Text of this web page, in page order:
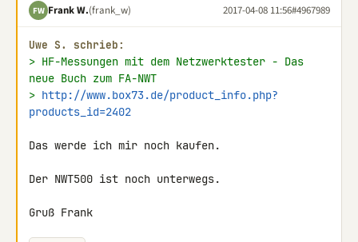
FW Frank W.(frank_w) 2017-04-08 11:56#4967989
Uwe S. schrieb:
> HF-Messungen mit dem Netzwerktester - Das
neue Buch zum FA-NWT
> http://www.box73.de/product_info.php?
products_id=2402
Das werde ich mir noch kaufen.
Der NWT500 ist noch unterwegs.
Gruß Frank